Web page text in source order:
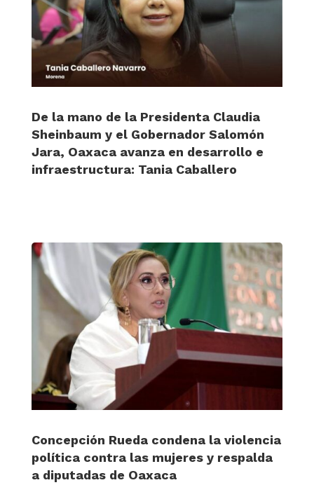
De la mano de la Presidenta Claudia
Sheinbaum y el Gobernador Salomón
Jara, Oaxaca avanza en desarrollo e
infraestructura: Tania Caballero
Concepción Rueda condena la violencia
política contra las mujeres y respalda
a diputadas de Oaxaca